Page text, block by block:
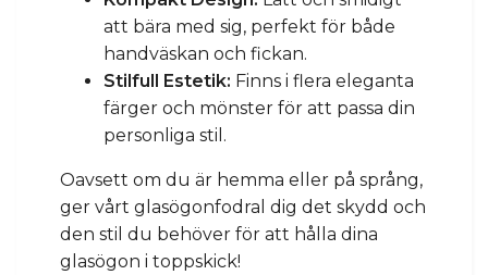
att bära med sig, perfekt för både
handväskan och fickan.
Stilfull Estetik: Finns i flera eleganta
färger och mönster för att passa din
personliga stil.
Oavsett om du är hemma eller på språng,
ger vårt glasögonfodral dig det skydd och
den stil du behöver för att hålla dina
glasögon i toppskick!